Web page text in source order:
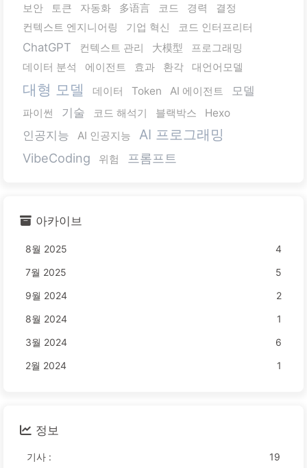
보안 토큰 자동화 多语言 코드 경력
결정
컨텍스트 엔지니어링
기업 혁신 코드 인터프리터
ChatGPT 컨텍스트 관리 大模型
프로그래밍
데이터 분석
에이전트 효과 환각 대언어모델
대형 모델 데이터 Token AI 에이전트 모델
파이썬 기술 코드 해석기 블랙박스 Hexo
인공지능 AI 인공지능 AI 프로그래밍
VibeCoding 위험 프롬프트
아카이브
8월 2025
4
7월 2025
5
9월 2024
2
8월 2024
1
3월 2024
6
2월 2024
1
정보
기사 : 19